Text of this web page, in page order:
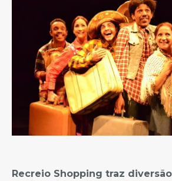
Recreio Shopping traz